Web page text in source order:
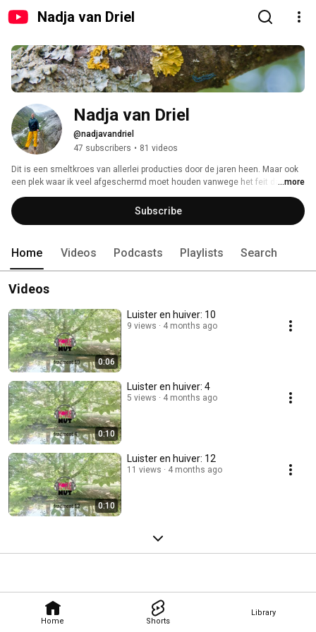
Nadja van Driel
Home Shorts
Library
Nadja van Driel
@nadjavandriel
47 subscribers • 81 videos
Dit is een smeltkroes van allerlei producties door de jaren heen. Maar ook
een plek waar ik veel afgeschermd moet houden vanwege het feit dat mijn
films nu nog dagelijks gebruikt worden in musea, voorafgaand aan
rondleidingen.
...more
Subscribe
Home Videos Podcasts Playlists Search
Videos
0:06
Luister en huiver: 10
9 views 4 months ago
0:10
Luister en huiver: 4
5 views 4 months ago
0:10
Luister en huiver: 12
11 views 4 months ago